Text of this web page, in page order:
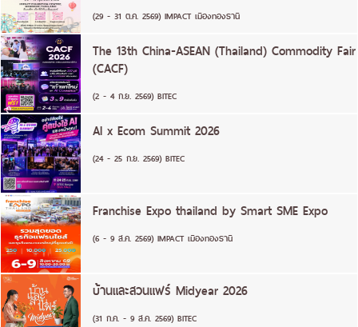
(29 - 31 ต.ค. 2569) IMPACT เมืองทองธานี
The 13th China-ASEAN (Thailand) Commodity Fair
(CACF)
(2 - 4 ก.ย. 2569) BITEC
AI x Ecom Summit 2026
(24 - 25 ก.ย. 2569) BITEC
Franchise Expo thailand by Smart SME Expo
(6 - 9 ส.ค. 2569) IMPACT เมืองทองธานี
บ้านและสวนแฟร์ Midyear 2026
(31 ก.ค. - 9 ส.ค. 2569) BITEC